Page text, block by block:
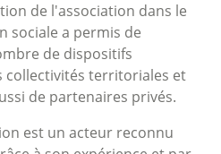
de l'association dans le
sociale a permis de
de dispositifs
collectivités territoriales et
de partenaires privés.
est un acteur reconnu